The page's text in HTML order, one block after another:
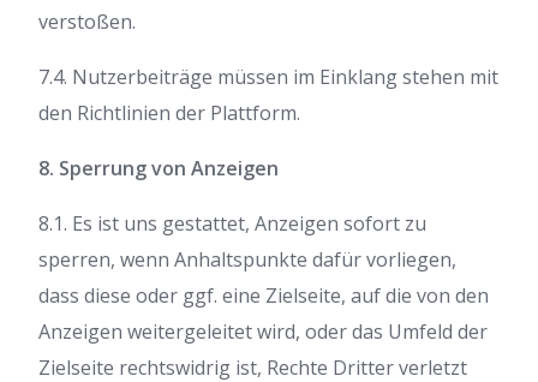
verstoßen.
7.4. Nutzerbeiträge müssen im Einklang stehen mit
den Richtlinien der Plattform.
8. Sperrung von Anzeigen
8.1. Es ist uns gestattet, Anzeigen sofort zu
sperren, wenn Anhaltspunkte dafür vorliegen,
dass diese oder ggf. eine Zielseite, auf die von den
Anzeigen weitergeleitet wird, oder das Umfeld der
Zielseite rechtswidrig ist, Rechte Dritter verletzt